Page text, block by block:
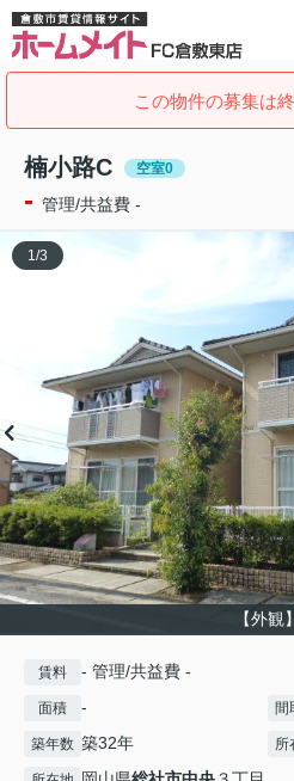
この物件の募集は
楠小路C 空室0
- 管理/共益費 -
【外観】
1/3
賃料 - 管理/共益費 -
面積 - 間
築年数 築32年 所